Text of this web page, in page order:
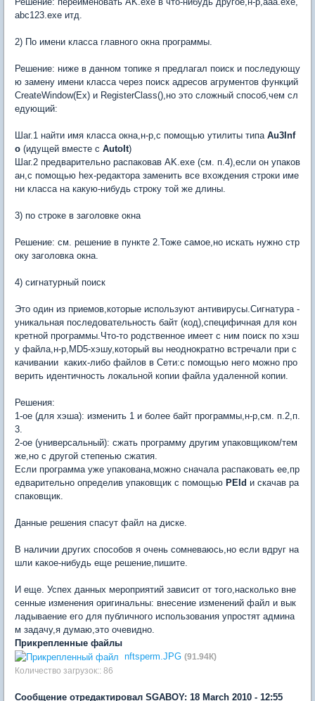
abc123.exe итд.
2) По имени класса главного окна программы.
Решение: ниже в данном топике я предлагал поиск и последующу
ю замену имени класса через поиск адресов агрументов функций
CreateWindow(Ex) и RegisterClass(),но это сложный способ,чем сл
едующий:
Шаг.1 найти имя класса окна,н-р,с помощью утилиты типа Au3Inf
o (идущей вместе с AutoIt)
Шаг.2 предварительно распаковав AK.exe (см. п.4),если он упаков
ан,с помощью hex-редактора заменить все вхождения строки име
ни класса на какую-нибудь строку той же длины.
3) по строке в заголовке окна
Решение: см. решение в пункте 2.Тоже самое,но искать нужно стр
оку заголовка окна.
4) сигнатурный поиск
Это один из приемов,которые используют антивирусы.Сигнатура -
уникальная последовательность байт (код),специфичная для кон
кретной программы.Что-то родственное имеет с ним поиск по хэш
у файла,н-р,MD5-хэшу,который вы неоднократно встречали при с
качивании каких-либо файлов в Сети:с помощью него можно про
верить идентичность локальной копии файла удаленной копии.
Решения:
1-ое (для хэша): изменить 1 и более байт программы,н-р,см. п.2,п.
3.
2-ое (универсальный): сжать программу другим упаковщиком/тем
же,но с другой степенью сжатия.
Если программа уже упакована,можно сначала распаковать ее,пр
едварительно определив упаковщик с помощью PEId и скачав ра
спаковщик.
Данные решения спасут файл на диске.
В наличии других способов я очень сомневаюсь,но если вдруг на
шли какое-нибудь еще решение,пишите.
И еще. Успех данных мероприятий зависит от того,насколько вне
сенные изменения оригинальны: внесение изменений файл и вык
ладываение его для публичного использования упростят админа
м задачу,я думаю,это очевидно.
Прикрепленные файлы
nftsperm.JPG (91.94К)
Количество загрузок:: 86
Сообщение отредактировал SGABOY: 18 March 2010 - 12:55